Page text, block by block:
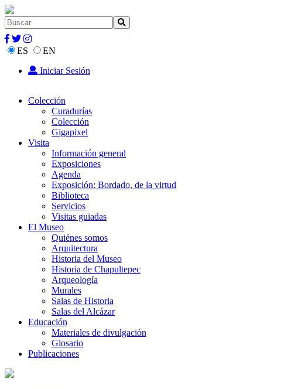
ES
EN
Iniciar Sesión
Colección
Curadurías
Colección
Gigapixel
Visita
Información general
Exposiciones
Agenda
Exposición: Bordado, de la virtud
Biblioteca
Servicios
Visitas guiadas
El Museo
Quiénes somos
Arquitectura
Historia del Museo
Historia de Chapultepec
Arqueología
Murales
Salas de Historia
Salas del Alcázar
Educación
Materiales de divulgación
Glosario
Publicaciones